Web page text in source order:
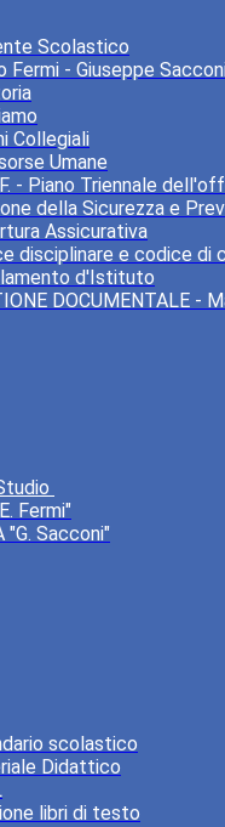
Scolastico
Fermi - Giuseppe
Collegiali
Umane
- Piano Triennale
della Sicurezza e
Assicurativa
disciplinare e codice di
d'Istituto
DOCUMENTALE -
Fermi"
"G. Sacconi"
scolastico
Didattico
libri di testo